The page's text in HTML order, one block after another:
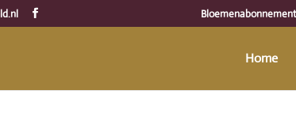
Bloemenabonnement
Home